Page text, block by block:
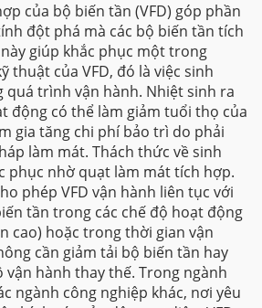
của bộ biến tần (VFD) góp phần
đột phá mà các bộ biến tần tích
giúp khắc phục một trong
thuật của VFD, đó là việc sinh
trình vận hành. Nhiệt sinh ra
động có thể làm giảm tuổi thọ của
gia tăng chi phí bảo trì do phải
làm mát. Thách thức về sinh
phục nhờ quạt làm mát tích hợp.
phép VFD vận hành liên tục với
tần trong các chế độ hoạt động
cao) hoặc trong thời gian vận
cần giảm tải bộ biến tần hay
vận hành thay thế. Trong ngành
ngành công nghiệp khác, nơi yêu